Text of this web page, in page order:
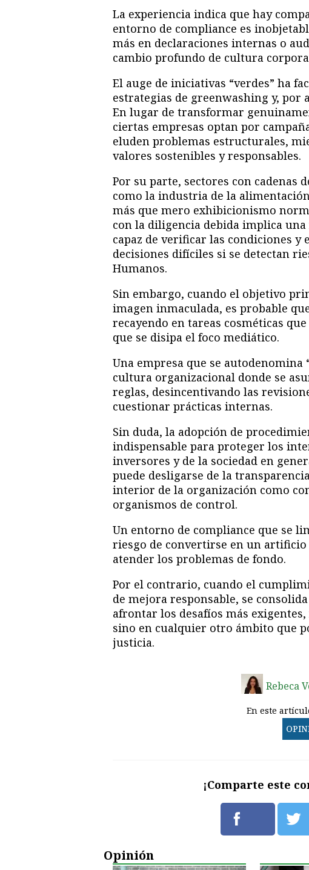
La experiencia indica que hay
entorno de compliance es
más en declaraciones internas o
cambio profundo de cultura
El auge de iniciativas “verdes” ha
estrategias de greenwashing y, por
En lugar de transformar
ciertas empresas optan por
eluden problemas estructurales,
valores sostenibles y responsables.
Por su parte, sectores con cadenas
como la industria de la
más que mero exhibicionismo
con la diligencia debida implica
capaz de verificar las condiciones
decisiones difíciles si se detectan
Humanos.
Sin embargo, cuando el objetivo
imagen inmaculada, es probable
recayendo en tareas cosméticas
que se disipa el foco mediático.
Una empresa que se
cultura organizacional donde se
reglas, desincentivando las
cuestionar prácticas internas.
Sin duda, la adopción de
indispensable para proteger los
inversores y de la sociedad en
puede desligarse de la
interior de la organización como
organismos de control.
Un entorno de compliance que se
riesgo de convertirse en un
atender los problemas de fondo.
Por el contrario, cuando el
de mejora responsable, se
afrontar los desafíos más
sino en cualquier otro ámbito que
justicia. ​
Rebeca
En este
¡Comparte este
Opinión